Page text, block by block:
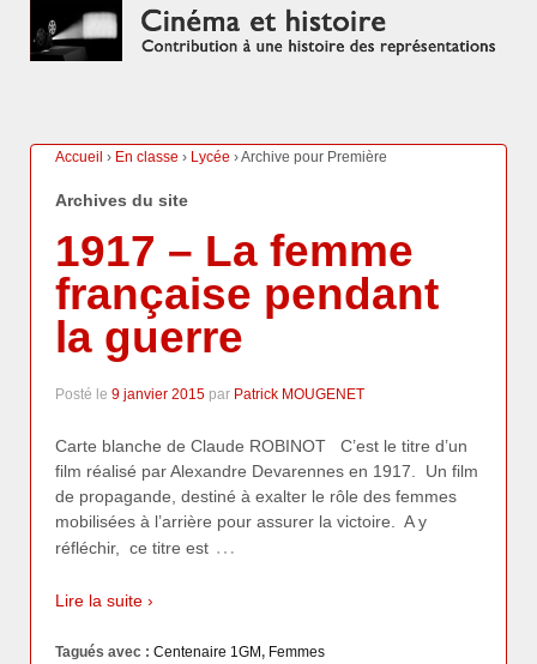
Accueil › En classe › Lycée ›Archive pour Première
Archives du site
1917 – La femme
française pendant
la guerre
Posté le 9 janvier 2015 par Patrick MOUGENET
Carte blanche de Claude ROBINOT C’est le titre d’un
film réalisé par Alexandre Devarennes en 1917. Un film
de propagande, destiné à exalter le rôle des femmes
mobilisées à l’arrière pour assurer la victoire. A y
réfléchir, ce titre est …
Lire la suite ›
Tagués avec : Centenaire 1GM, Femmes